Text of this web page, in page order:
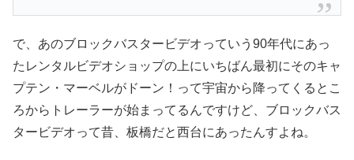
で、あのブロックバスタービデオっていう90年代にあっ
たレンタルビデオショップの上にいちばん最初にそのキャ
プテン・マーベルがドーン！って宇宙から降ってくるとこ
ろからトレーラーが始まってるんですけど、ブロックバス
タービデオって昔、板橋だと西台にあったんすよね。